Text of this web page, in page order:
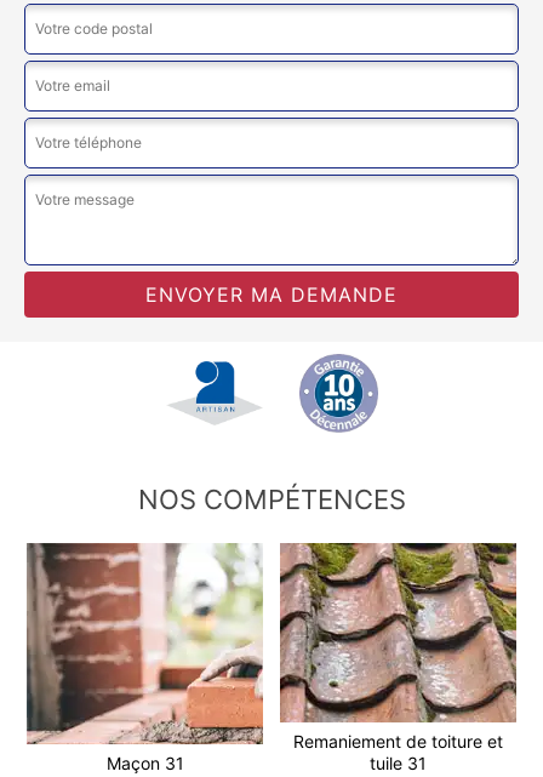
NOS COMPÉTENCES
Maçon 31
Remaniement de toiture et
tuile 31